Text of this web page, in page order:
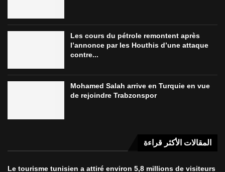
Les cours du pétrole remontent après
l’annonce par les Houthis d’une attaque
contre...
Mohamed Salah arrive en Turquie en vue
de rejoindre Trabzonspor
المقالات الأكثر قراءة
Le tourisme tunisien a attiré environ 5,8 millions de visiteurs